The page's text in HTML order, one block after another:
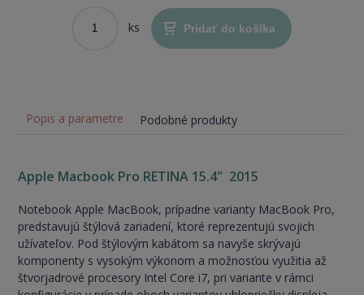
ks Pridať do košíka
Popis a parametre Podobné produkty
Apple Macbook Pro RETINA 15.4" 2015
Notebook Apple MacBook, prípadne varianty MacBook Pro,
predstavujú štýlová zariadení, ktoré reprezentujú svojich
užívateľov. Pod štýlovým kabátom sa navyše skrývajú
komponenty s vysokým výkonom a možnosťou využitia až
štvorjadrové procesory Intel Core i7, pri variante v rámci